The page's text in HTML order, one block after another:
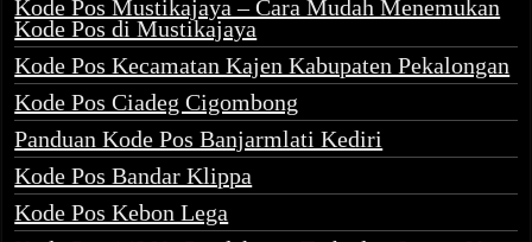
Kode Pos Mustikajaya – Cara Mudah Menemukan
Kode Pos di Mustikajaya
Kode Pos Kecamatan Kajen Kabupaten Pekalongan
Kode Pos Ciadeg Cigombong
Panduan Kode Pos Banjarmlati Kediri
Kode Pos Bandar Klippa
Kode Pos Kebon Lega